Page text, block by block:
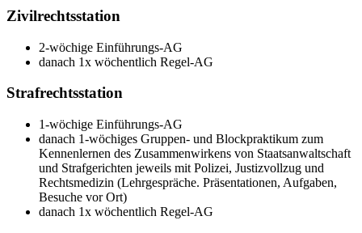
Zivilrechtsstation
2-wöchige Einführungs-AG
danach 1x wöchentlich Regel-AG
Strafrechtsstation
1-wöchige Einführungs-AG
danach 1-wöchiges Gruppen- und Blockpraktikum zum
Kennenlernen des Zusammenwirkens von Staatsanwaltschaft
und Strafgerichten jeweils mit Polizei, Justizvollzug und
Rechtsmedizin (Lehrgespräche. Präsentationen, Aufgaben,
Besuche vor Ort)
danach 1x wöchentlich Regel-AG